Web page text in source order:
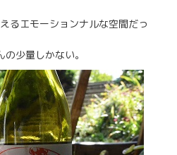
るエモーションナルな空間だっ
少量しかない。